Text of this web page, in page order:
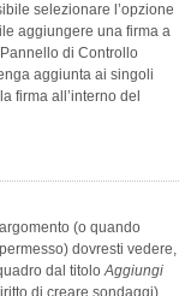
selezionare l’opzione
aggiungere una firma a
di Controllo
aggiunta ai singoli
firma all’interno del
(o quando
dovresti vedere,
dal titoloAggiungi
di creare sondaggi).